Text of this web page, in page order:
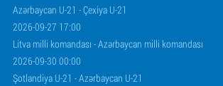
Azərbaycan U-21 - Çexiya U-21
2026-09-27 17:00
Litva milli komandası - Azərbaycan milli komandası
2026-09-30 00:00
Şotlandiya U-21 - Azərbaycan U-21